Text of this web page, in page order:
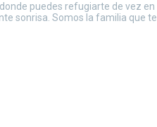
puedes refugiarte de vez en
sonrisa. Somos la familia que te